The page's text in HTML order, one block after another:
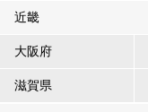
近畿
大阪府
滋賀県